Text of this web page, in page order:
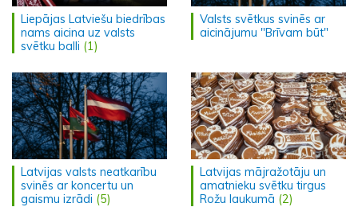
Liepājas Latviešu biedrības
nams aicina uz valsts
svētku balli (1)
Valsts svētkus svinēs ar
aicinājumu "Brīvam būt"
Latvijas valsts neatkarību
svinēs ar koncertu un
gaismu izrādi (5)
Latvijas mājražotāju un
amatnieku svētku tirgus
Rožu laukumā (2)